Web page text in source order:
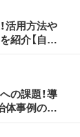
活用方法や
紹介【自治
の課題！導
体事例の教